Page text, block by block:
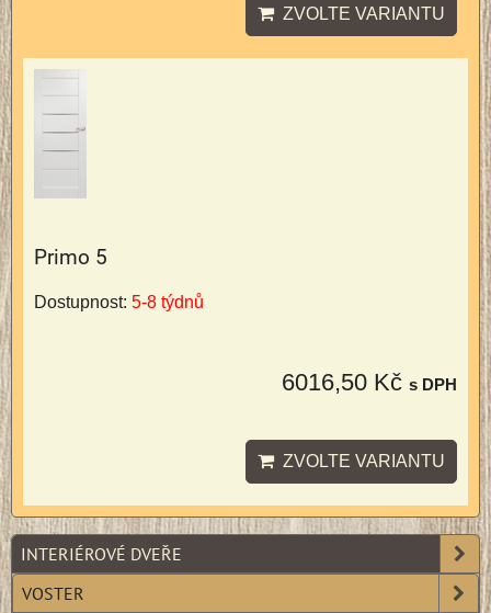
ZVOLTE VARIANTU
Primo 5
Dostupnost: 5-8 týdnů
6016,50 Kč s DPH
ZVOLTE VARIANTU
INTERIÉROVÉ DVEŘE
VOSTER